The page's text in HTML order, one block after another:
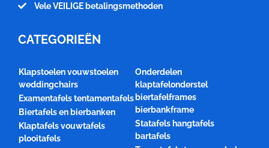
Vele VEILIGE betalingsmethoden
CATEGORIEËN
Klapstoelen vouwstoelen
weddingchairs
Examentafels tentamentafels
Biertafels en bierbanken
Klaptafels vouwtafels
plooitafels
Onderdelen
klaptafelonderstel
biertafelframes
bierbankframe
Statafels hangtafels
bartafels